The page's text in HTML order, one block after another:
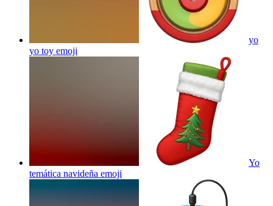
yo
yo toy emoji
Yo
temática navideña emoji